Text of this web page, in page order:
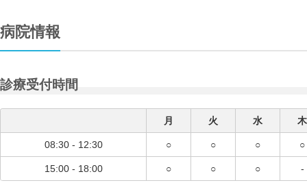
病院情報
診療受付時間
月 火 水 木
08:30 - 12:30 ○ ○ ○ ○
15:00 - 18:00 ○ ○ ○ -